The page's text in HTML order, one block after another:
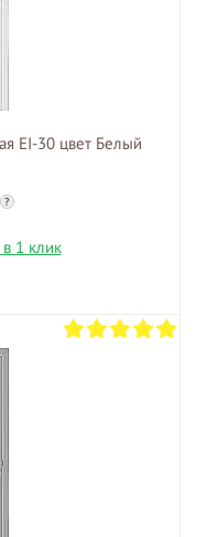
EI-30 цвет Белый
?
в 1 клик